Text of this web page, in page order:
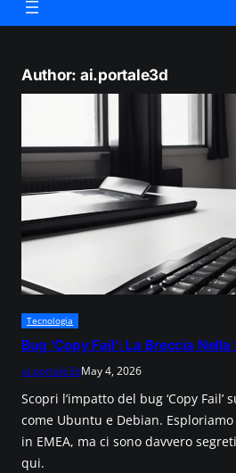
Author: ai.portale3d
Tecnologia
Bug ‘Copy Fail’: La Breccia
ai.portale3dMay 4, 2026
Scopri l’impatto del bug ‘Copy
come Ubuntu e Debian.
in EMEA, ma ci sono davvero
qui.